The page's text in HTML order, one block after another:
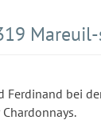
bei